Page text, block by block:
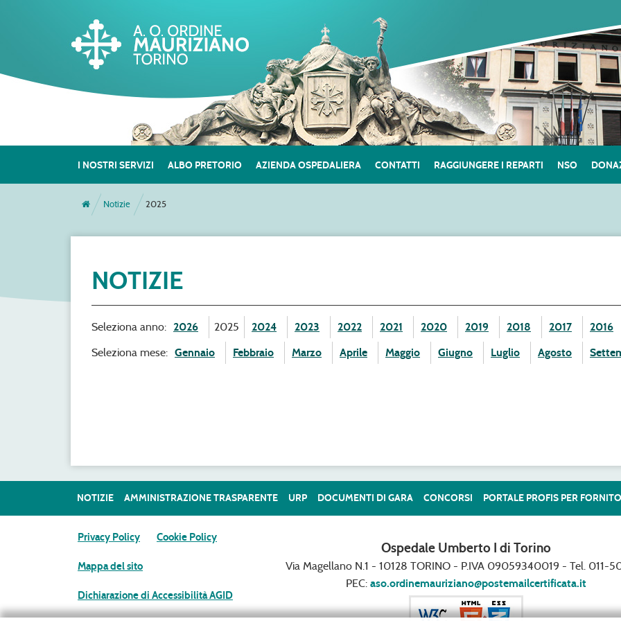
I NOSTRI SERVIZI ALBO PRETORIO AZIENDA OSPEDALIERA CONTATTI RAGGIUNGERE I REPARTI NSO
Notizie 2025
NOTIZIE
Seleziona anno: 2026 2025 2024 2023 2022 2021 2020 2019 2018 2017
2016
Seleziona mese: Gennaio Febbraio Marzo Aprile Maggio Giugno Luglio Agosto
NOTIZIE AMMINISTRAZIONE TRASPARENTE URP DOCUMENTI DI GARA CONCORSI PORTALE PROFIS PER
Privacy Policy Cookie Policy
Mappa del sito
Dichiarazione di Accessibilità AGID
Ospedale Umberto I di Torino
Via Magellano N.1 - 10128 TORINO - P.IVA 09059340019 - Tel. 011-
PEC: aso.ordinemauriziano@postemailcertificata.it